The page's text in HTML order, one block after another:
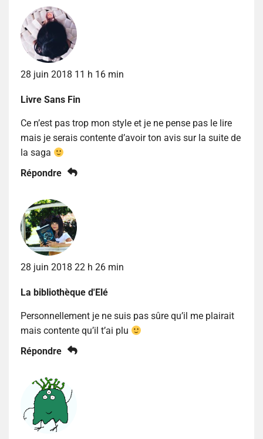
28 juin 2018 11 h 16 min
Livre Sans Fin
Ce n’est pas trop mon style et je ne pense pas le lire
mais je serais contente d’avoir ton avis sur la suite de
la saga
Répondre
28 juin 2018 22 h 26 min
La bibliothèque d'Elé
Personnellement je ne suis pas sûre qu’il me plairait
mais contente qu’il t’ai plu
Répondre